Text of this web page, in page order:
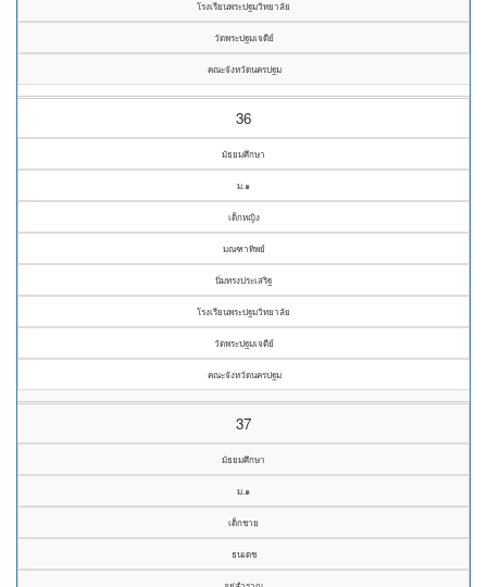
โรงเรียนพระปฐมวิทยาลัย
วัดพระปฐมเจดีย์
คณะจังหวัดนครปฐม
36
มัธยมศึกษา
ม.๑
เด็กหญิง
มณฑาทิพย์
นิ่มทรงประเสริฐ
โรงเรียนพระปฐมวิทยาลัย
วัดพระปฐมเจดีย์
คณะจังหวัดนครปฐม
37
มัธยมศึกษา
ม.๑
เด็กชาย
ธนเดช